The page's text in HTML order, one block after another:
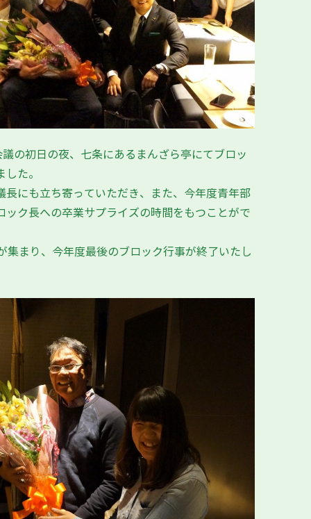
の初日の夜、七条にあるまんざら亭にてブロッ
た。
長にも立ち寄っていただき、また、今年度青年部
ック長への卒業サプライズの時間をもつことがで
集まり、今年度最後のブロック行事が終了いたし